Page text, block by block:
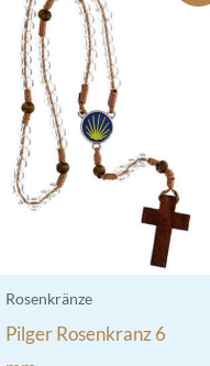
Rosenkränze
Pilger Rosenkranz 6